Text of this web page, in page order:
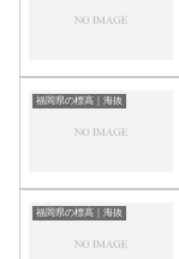
福岡県の標高｜海抜
福岡県の標高｜海抜